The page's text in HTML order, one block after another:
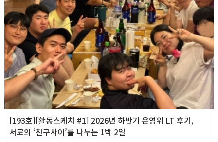
[193호][활동스케치 #1] 2026년 하반기 운영위 LT 후기,
서로의 ‘친구사이’를 나누는 1박 2일